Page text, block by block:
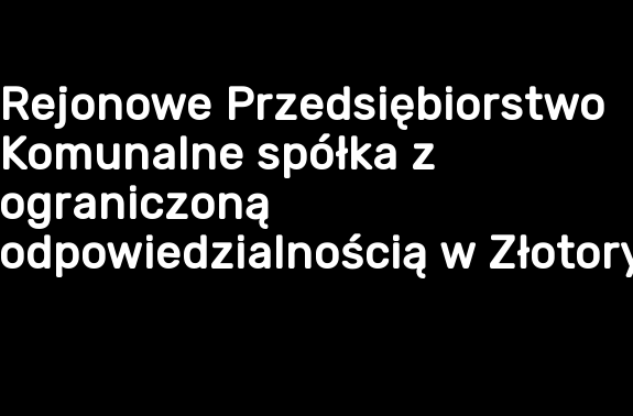
Rejonowe Przedsiębiorstwo
Komunalne spółka z
ograniczoną
odpowiedzialnością w